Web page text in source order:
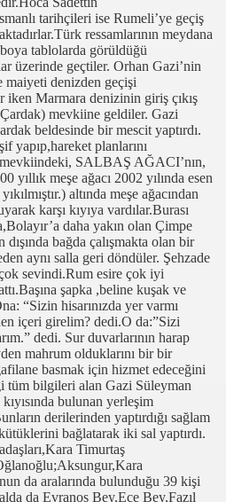
tarihçileri ise Rumeli’ye geçiş
ressamlarının meydana
tablolarda görüldüğü
üzerinde geçtiler. Orhan Gazi’nin
maiyeti denizden geçişi
iken Marmara denizinin giriş çıkış
mevkiine geldiler. Gazi
beldesinde bir mescit yaptırdı.
yapıp,hareket planlarını
mevkiindeki, SALBAŞ AĞACI’nın,
yıllık meşe ağacı 2002 yılında esen
altında meşe ağacından
karşı kıyıya vardılar.Burası
daha yakın olan Çimpe
dışında bağda çalışmakta olan bir
aynı salla geri döndüler. Şehzade
sevindi.Rum esire çok iyi
şapka ,beline kuşak ve
“Sizin hisarınızda yer varmı
içeri girelim? dedi.O da:”Sizi
dedi. Sur duvarlarının harap
mahrum olduklarını bir bir
basmak için hizmet edeceğini
tüm bilgileri alan Gazi Süleyman
bulunan yerleşim
derilerinden yaptırdığı sağlam
bağlatarak iki sal yaptırdı.
Timurtaş
da aralarında bulunduğu 39 kişi
da Evranos Bey,Ece Bey,Fazıl